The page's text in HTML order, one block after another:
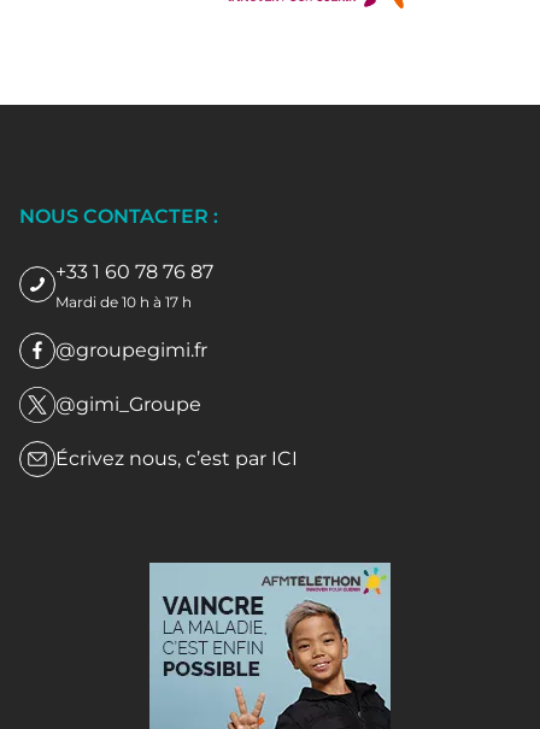
NOUS CONTACTER :
+33 1 60 78 76 87
Mardi de 10 h à 17 h
@groupegimi.fr
@gimi_Groupe
Écrivez nous, c’est par ICI